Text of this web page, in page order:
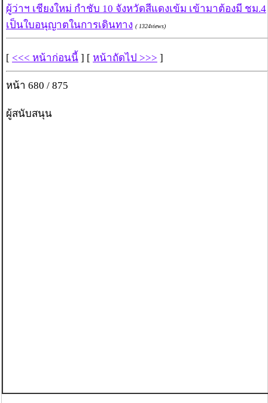
ผู้ว่าฯ เชียงใหม่ กำชับ 10 จังหวัดสีแดงเข้ม เข้ามาต้องมี ชม.4
เป็นใบอนุญาตในการเดินทาง ( 1324views)
[ <<< หน้าก่อนนี้ ] [ หน้าถัดไป >>> ]
หน้า 680 / 875
ผู้สนับสนุน